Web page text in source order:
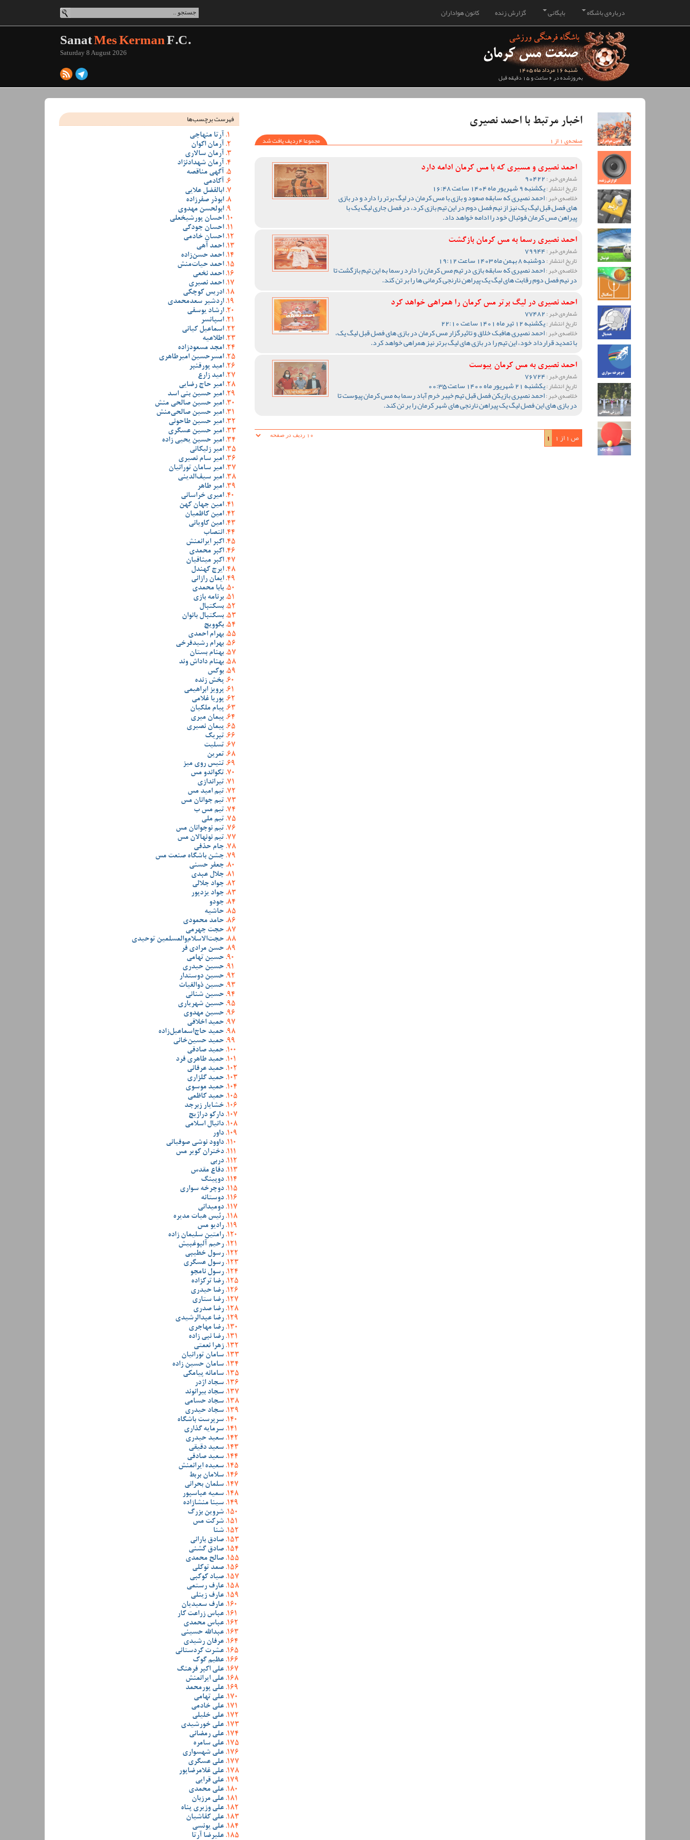
کانون هواداران گزارش زنده بایگانی درباره‌ی باشگاه
شنبه 16 مرداد ماه 1405
به‌روزشده در 6 ساعت و 15 دقیقه قبل
SanatMes KermanF.C.
Saturday 8 August 2026
اخبار مرتبط با احمد نصیری
صفحه‌ی 1 از 1
مجموعا 4 ردیف یافت شد
احمد نصیری و مسیری که با مس کرمان ادامه دارد
شماره‌ی خبر :
تاریخ انتشار :یکشنبه 9 شهریور ماه 1404 ساعت 16:48
خلاصه‌ی خبر :احمد نصیری که سابقه صعود و بازی با مس کرمان در لیگ برتر را دارد و در بازی
های فصل قبل لیگ یک نیز از نیم فصل دوم در این تیم بازی کرد، در فصل جاری لیگ یک با
پیراهن مس کرمان فوتبال خود را ادامه خواهد داد.
احمد نصیری رسما به مس کرمان بازگشت
شماره‌ی خبر :79944
تاریخ انتشار :دوشنبه 8 بهمن ماه 1403 ساعت 19:12
خلاصه‌ی خبر :احمد نصیری که سابقه بازی در تیم مس کرمان را دارد رسما به این تیم بازگشت تا
در نیم فصل دوم رقابت های لیگ یک پیراهن نارنجی کرمانی ها را بر تن کند.
احمد نصیری در لیگ برتر مس کرمان را همراهی خواهد کرد
شماره‌ی خبر :
تاریخ انتشار :یکشنبه 12 تیر ماه 1401 ساعت 22:10
خلاصه‌ی خبر :احمد نصیری هافبک خلاق و تاثیرگزار مس کرمان در بازی های فصل قبل لیگ یک،
با تمدید قرارداد خود، این تیم را در بازی های لیگ برتر نیز همراهی خواهد کرد.
احمد نصیری به مس کرمان پیوست
شماره‌ی خبر :76724
تاریخ انتشار :یکشنبه 21 شهریور ماه 1400 ساعت 00:35
خلاصه‌ی خبر :احمد نصیری بازیکن فصل قبل تیم خیبر خرم آباد رسما به مس کرمان پیوست تا
در بازی های این فصل لیگ یک پیراهن نارنجی های شهر کرمان را بر تن کند.
ص 1 از 1 1
فهرست برچسب‌ها
آرتا منهاجی
آرمان اکوان
آرمان سالاری
آرمان شهدادنژاد
آگهی مناقصه
آکادمی
ابالفضل علایی
ابوذر صفرزاده
ابولحسن مهدوی
احسان پورشیخعلی
احسان جودکی
احسان خادمی
احمد آهی
احمد حسن‌زاده
احمد حیات‌منش
احمد نخعی
احمد نصیری
ادریس کوچکی
اردشیر سعدمحمدی
ارشاد یوسفی
اسپانسر
اسماعیل کیانی
اطلاعیه
امجد مسعودزاده
امسرحسین امیرطاهری
امید پورقنبر
امید زارع
امیر حاج رضایی
امیر حسین بنی اسد
امیر حسین صالحی منش
امیر حسین صالحی‌منش
امیر حسین طاحونی
امیر حسین عسگری
امیر حسین یحیی زاده
امیر زلیکانی
امیر سام نصیری
امیر سامان تورانیان
امیر سیف‌الدینی
امیر طاهر
امیری خراسانی
امین جهان کهن
امین کاظمیان
امین کاویانی
انتصاب
اکبر ایرانمنش
اکبر محمدی
اکبر میثاقیان
ایرج کهندل
ایمان رازانی
بابا محمدی
برنامه بازی
بسکتبال
بسکتبال بانوان
بگوویچ
بهرام احمدی
بهرام رشیدفرخی
بهنام بستان
بهنام داداش وند
بوکس
پخش زنده
پرویز ابراهیمی
پوریا غلامی
پیام ملکیان
پیمان میری
پیمان نصیری
تبریک
تسلیت
تمرین
تنیس روی میز
تکواندو مس
تیراندازی
تیم امید مس
تیم جوانان مس
تیم مس ب
تیم ملی
تیم نوجوانان مس
تیم نونهالان مس
جام حذفی
جشن باشگاه صنعت مس
جعفر حسنی
جلال عبدی
جواد جلالی
جواد یزدپور
جودو
حاشیه
حامد محمودی
حجت جهرمی
حجت‌الاسلام‌والمسلمین توحیدی
حسن مرادی فر
حسین تهامی
حسین حیدری
حسین دوستدار
حسین ذوالغیاث
حسین شنانی
حسین شهریاری
حسین مهدوی
حمید اخلاقی
حمید حاج‌اسماعیل‌زاده
حمید حسین‌خانی
حمید صادقی
حمید طاهری فرد
حمید عرفانی
حمید گلزاری
حمید موسوی
حمید کاظمی
خشایار زبرجد
دارکو دراژیچ
دانیال اسلامی
داور
داوود نوشی صوفیانی
دختران کویر مس
دربی
دفاع مقدس
دوپینگ
دوچرخه سواری
دوستانه
دومیدانی
رئیس هیات مدیره
رادیو مس
رامتین سلیمان زاده
رحیم آلبوغبیش
رسول خطیبی
رسول عسگری
رسول نامجو
رضا ترکزاده
رضا حیدری
رضا ستاری
رضا صدری
رضا عبدالرشیدی
رضا مهاجری
رضا نبی زاده
زهرا نعمتی
سامان تورانیان
سامان حسین زاده
سامانه پیامکی
سجاد اژدر
سجاد بیرانوند
سجاد حسامی
سجاد حیدری
سرپرست باشگاه
سرمایه گذاری
سعید حیدری
سعید دقیقی
سعید صادقی
سعیده ایرانمنش
سلامان بربط
سلمان بحرانی
سمیه عباسپور
سینا منشازاده
شروین بزرگ
شرکت مس
شنا
صادق بارانی
صادق گشنی
صالح محمدی
صمد توکلی
صیاد کوکبی
عارف رستمی
عارف زینلی
عارف سعیدیان
عباس زراعت کار
عباس محمدی
عبدالله حسینی
عرفان رشیدی
عشرت کردستانی
عظیم گوک
علی اکبر فرهنگ
علی ایرانمنش
علی پورمحمد
علی تهامی
علی خادمی
علی خلیلی
علی خورشیدی
علی رمضانی
علی سامره
علی شهسواری
علی عسگری
علی غلامرضاپور
علی قرایی
علی محمدی
علی مرزبان
علی وزیری پناه
علی کفاشیان
علی یونسی
علیرضا آرتا